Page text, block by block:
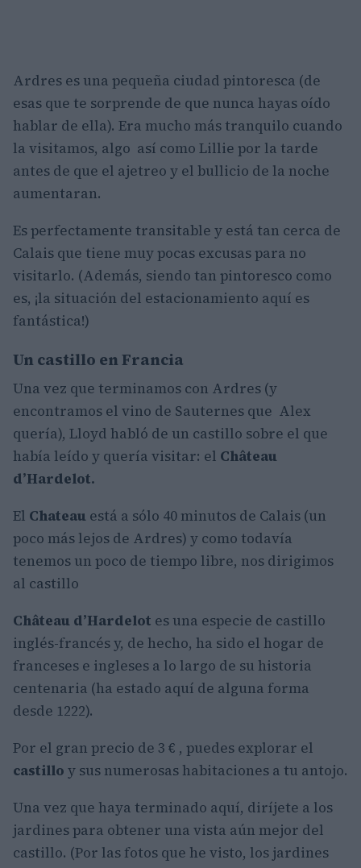
Ardres es una pequeña ciudad pintoresca (de
esas que te sorprende de que nunca hayas oído
hablar de ella). Era mucho más tranquilo cuando
la visitamos, algo así como Lillie por la tarde
antes de que el ajetreo y el bullicio de la noche
aumentaran.
Es perfectamente transitable y está tan cerca de
Calais que tiene muy pocas excusas para no
visitarlo. (Además, siendo tan pintoresco como
es, ¡la situación del estacionamiento aquí es
fantástica!)
Un castillo en Francia
Una vez que terminamos con Ardres (y
encontramos el vino de Sauternes que Alex
quería), Lloyd habló de un castillo sobre el que
había leído y quería visitar: el Château
d’Hardelot.
El Chateau está a sólo 40 minutos de Calais (un
poco más lejos de Ardres) y como todavía
tenemos un poco de tiempo libre, nos dirigimos
al castillo
Château d’Hardelot es una especie de castillo
inglés-francés y, de hecho, ha sido el hogar de
franceses e ingleses a lo largo de su historia
centenaria (ha estado aquí de alguna forma
desde 1222).
Por el gran precio de 3 € , puedes explorar el
castillo y sus numerosas habitaciones a tu antojo.
Una vez que haya terminado aquí, diríjete a los
jardines para obtener una vista aún mejor del
castillo. (Por las fotos que he visto, los jardines